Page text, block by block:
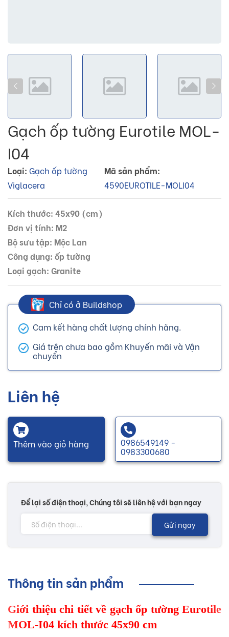
Gạch ốp tường Eurotile MOL-
I04
Loại: Gạch ốp tường
Viglacera
Mã sản phẩm:
4590EUROTILE-MOLI04
Kích thước: 45x90 (cm)
Đơn vị tính: M2
Bộ sưu tập: Mộc Lan
Công dụng: ốp tường
Loại gạch: Granite
Chỉ có ở Buildshop
Cam kết hàng chất lượng chính hãng.
Giá trên chưa bao gồm Khuyến mãi và Vận
chuyển
Liên hệ
Thêm vào giỏ hàng 0986549149 -
0983300680
Để lại số điện thoại, Chúng tôi sẽ liên hệ với bạn ngay
Gửi ngay
Thông tin sản phẩm
Giới thiệu chi tiết về gạch ốp tường Eurotile
MOL-I04 kích thước 45x90 cm